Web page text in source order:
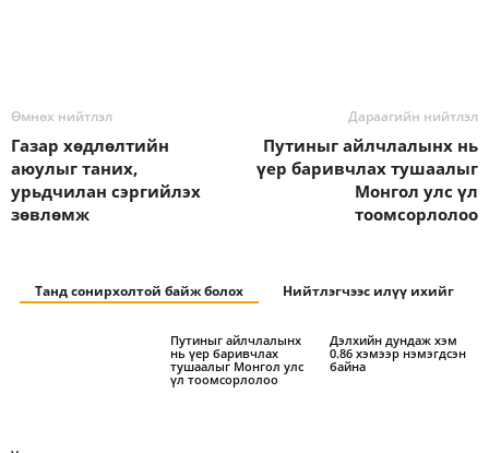
Өмнөх нийтлэл
Газар хөдлөлтийн
аюулыг таних,
урьдчилан сэргийлэх
зөвлөмж
Дараагийн нийтлэл
Путиныг айлчлалынх нь
үер баривчлах тушаалыг
Монгол улс үл
тоомсорлолоо
Танд сонирхолтой байж болох Нийтлэгчээс илүү ихийг
Путиныг айлчлалынх
нь үер баривчлах
тушаалыг Монгол улс
үл тоомсорлолоо
Дэлхийн дундаж хэм
0.86 хэмээр нэмэгдсэн
байна